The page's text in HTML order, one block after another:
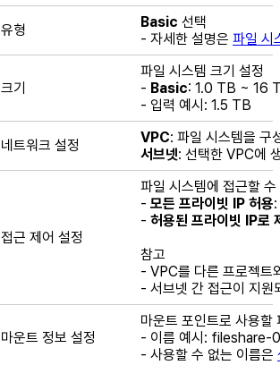
유형 Basic 선택
- 자세한 설명은 파일 시
크기
파일 시스템 크기 설정
- Basic: 1.0 TB ~ 16
- 입력 예시: 1.5 TB
네트워크 설정 VPC: 파일 시스템을 구
서브넷: 선택한 VPC에
접근 제어 설정
파일 시스템에 접근할
- 모든 프라이빗 IP 허용
- 허용된 프라이빗 IP로
참고
- VPC를 다른 프로젝트
- 서브넷 간 접근이 지원
마운트 정보 설정
마운트 포인트로 사용할
- 이름 예시: fileshare-
- 사용할 수 없는 이름은